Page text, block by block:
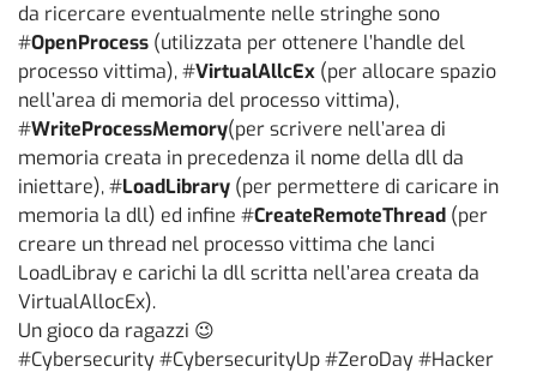
da ricercare eventualmente nelle stringhe sono
#OpenProcess (utilizzata per ottenere l’handle del
processo vittima), #VirtualAllcEx (per allocare spazio
nell’area di memoria del processo vittima),
#WriteProcessMemory(per scrivere nell’area di
memoria creata in precedenza il nome della dll da
iniettare), #LoadLibrary (per permettere di caricare in
memoria la dll) ed infine #CreateRemoteThread (per
creare un thread nel processo vittima che lanci
LoadLibray e carichi la dll scritta nell’area creata da
VirtualAllocEx).
Un gioco da ragazzi 😉
#Cybersecurity #CybersecurityUp #ZeroDay #Hacker